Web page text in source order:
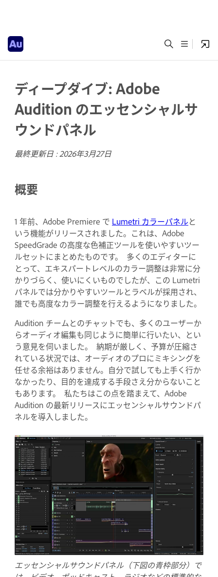
ディープダイブ: Adobe
Audition のエッセンシャルサ
ウンドパネル
最終更新日 :2026年3月27日
概要
1 年前、Adobe Premiere で Lumetri カラーパネルと
いう機能がリリースされました。これは、Adobe
SpeedGrade の高度な色補正ツールを使いやすいツー
ルセットにまとめたものです。 多くのエディターに
とって、エキスパートレベルのカラー調整は非常に分
かりづらく、使いにくいものでしたが、この Lumetri
パネルでは分かりやすいツールとラベルが採用され、
誰でも高度なカラー調整を行えるようになりました。
Audition チームとのチャットでも、多くのユーザーか
らオーディオ編集も同じように簡単に行いたい、とい
う意見を伺いました。 納期が厳しく、予算が圧縮さ
れている状況では、オーディオのプロにミキシングを
任せる余裕はありません。自分で試しても上手く行か
なかったり、目的を達成する手段さえ分からないこと
もあります。 私たちはこの点を踏まえて、Adobe
Audition の最新リリースにエッセンシャルサウンドパ
ネルを導入しました。
エッセンシャルサウンドパネル（下図の青枠部分）で